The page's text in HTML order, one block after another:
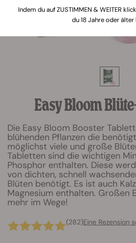
Easy Bloom
Die Easy Bloom Booster
blühenden Pflanzen die
möglichst viele und große
Tabletten sind die wichtigen
Phosphor enthalten. Diese
von dichten, schnell
Blüten benötigt. Es ist auch
Magnesium enthalten. Großen
mehr im Wege!
(282)Eine Rezension
Indem du auf ZUSTIMMEN & WEITER
du 18 Jahre oder